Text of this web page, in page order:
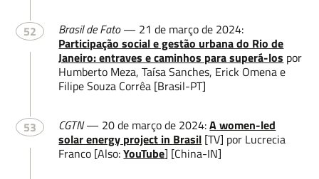
52 Brasil de Fato— 21 de março de 2024:
Participação social e gestão urbana do Rio de
Janeiro: entraves e caminhos para superá-los por
Humberto Meza, Taísa Sanches, Erick Omena e
Filipe Souza Corrêa [Brasil-PT]
53 CGTN— 20 de março de 2024:A women-led
solar energy project in Brasil [TV] por Lucrecia
Franco [Also:YouTube] [China-IN]